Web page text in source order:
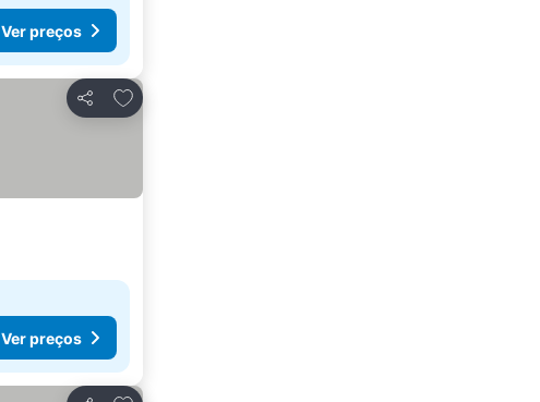
Ver preços
Partilhar
Adicionar aos favoritos
Ver preços